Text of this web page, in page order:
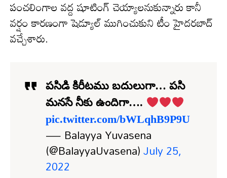
పంచలింగాల వద్ద షూటింగ్ చెయ్యాలనుకున్నారు కానీ
వర్షం కారణంగా షెడ్యూల్ ముగించుకుని టీం హైదరబాద్
వచ్చేశారు.
పసిడి కిరీటము బదులుగా… పసి
మనసే నీకు ఉందిగా….
pic.twitter.com/bWLqhB9P9U
— Balayya Yuvasena
(@BalayyaUvasena)July 25,
2022